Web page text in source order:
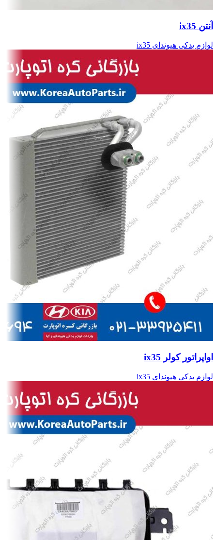
آنتن ix35
لوازم یدکی هیوندای ix35
اواپراتور کولر ix35
لوازم یدکی هیوندای ix35